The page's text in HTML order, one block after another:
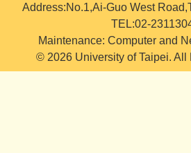
Address:No.1,Ai-Guo West
TEL:02-
Maintenance: Computer and
© 2026 University of Taipei. All